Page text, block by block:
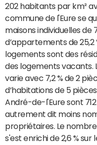
202 habitants par km²
commune de l'Eure se
maisons individuelles de
d’appartements de 25,2
logements sont des
des logements vacants.
varie avec 7,2 % de 2
d’habitations de 5
André-de-l'Eure sont
autrement dit moins
propriétaires. Le
s'est enrichi de 2,6 %